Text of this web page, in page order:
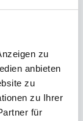
zu
anbieten
zu
zu Ihrer
für